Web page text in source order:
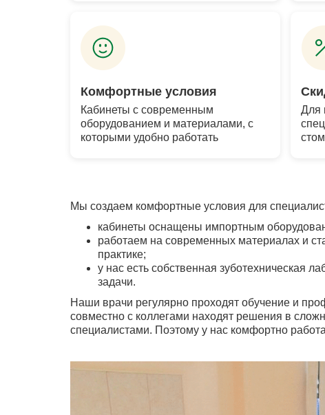
Комфортные условия
Кабинеты с современным
оборудованием и материалами, с
которыми удобно работать
Для
Мы создаем комфортные условия для
кабинеты оснащены импортным
работаем на современных материалах и
практике;
у нас есть собственная зуботехническая
задачи.
Наши врачи регулярно проходят обучение и
совместно с коллегами находят решения в
специалистами. Поэтому у нас комфортно